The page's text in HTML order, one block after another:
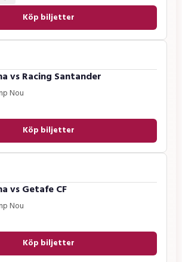
Köp biljetter
vsRacing Santander
Nou
Köp biljetter
vsGetafe CF
Nou
Köp biljetter